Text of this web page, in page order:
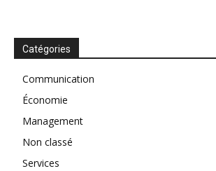
Catégories
Communication
Économie
Management
Non classé
Services